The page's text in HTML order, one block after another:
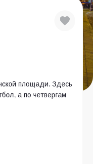
площади. Здесь
а по четвергам